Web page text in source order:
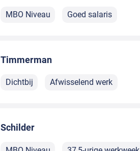
MBO Niveau Goed salaris
Timmerman
Dichtbij Afwisselend werk
Schilder